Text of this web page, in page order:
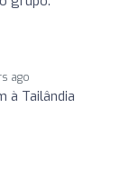
ago
à Tailândia